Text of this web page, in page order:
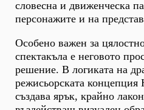
словесна и движенческа
персонажите и на
Особено важен за
спектакъла е неговото
решение. В логиката на
режисьорската
създава ярък, крайно